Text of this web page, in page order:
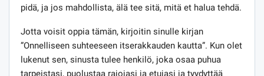
pidä, ja jos mahdollista, älä tee sitä, mitä et halua tehdä.
Jotta voisit oppia tämän, kirjoitin sinulle kirjan
”Onnelliseen suhteeseen itserakkauden kautta”. Kun olet
lukenut sen, sinusta tulee henkilö, joka osaa puhua
tarpeistasi, puolustaa rajojasi ja etujasi ja tyydyttää